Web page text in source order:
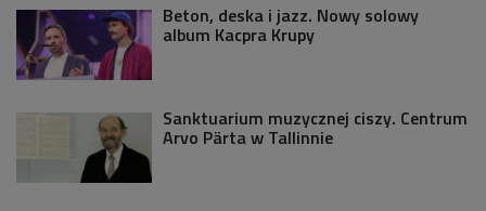
Beton, deska i jazz. Nowy solowy
album Kacpra Krupy
Sanktuarium muzycznej ciszy. Centrum
Arvo Pärta w Tallinnie